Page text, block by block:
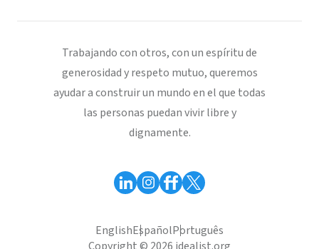
Trabajando con otros, con un espíritu de
generosidad y respeto mutuo, queremos
ayudar a construir un mundo en el que todas
las personas puedan vivir libre y
dignamente.
EnglishEspañolPortuguês